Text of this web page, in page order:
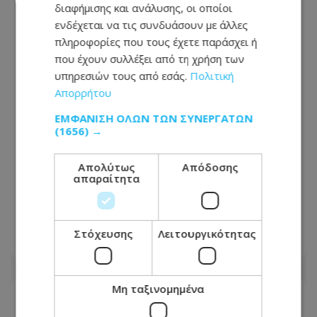
Πλοίο δέχθηκε επίθεση στα ανοικτά
του Ομάν - Ασφαλές το πλήρωμα λένε
οι Βρετανοί
08.08.2026 - 17:17
διαφήμισης και ανάλυσης, οι οποίοι
ενδέχεται να τις συνδυάσουν με άλλες
πληροφορίες που τους έχετε παράσχει ή
που έχουν συλλέξει από τη χρήση των
υπηρεσιών τους από εσάς. Πολιτική
Απορρήτου
ΕΜΦΆΝΙΣΗ ΌΛΩΝ ΤΩΝ ΣΥΝΕΡΓΑΤΏΝ
(1656) →
Απολύτως
απαραίτητα
Απόδοσης
Στόχευσης Λειτουργικότητας
Μη ταξινομημένα